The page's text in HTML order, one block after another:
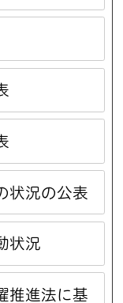
状況の公表
状況
推進法に基